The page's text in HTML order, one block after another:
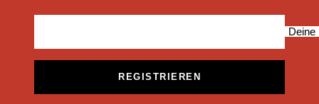
Deine
REGISTRIEREN